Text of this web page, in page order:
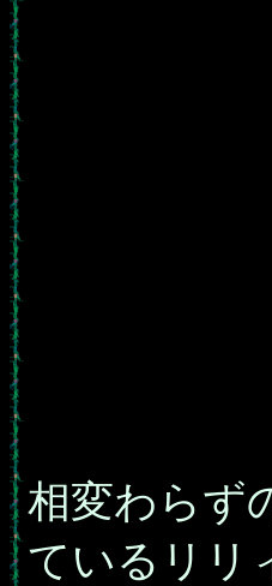
相変わらず
ているリリ